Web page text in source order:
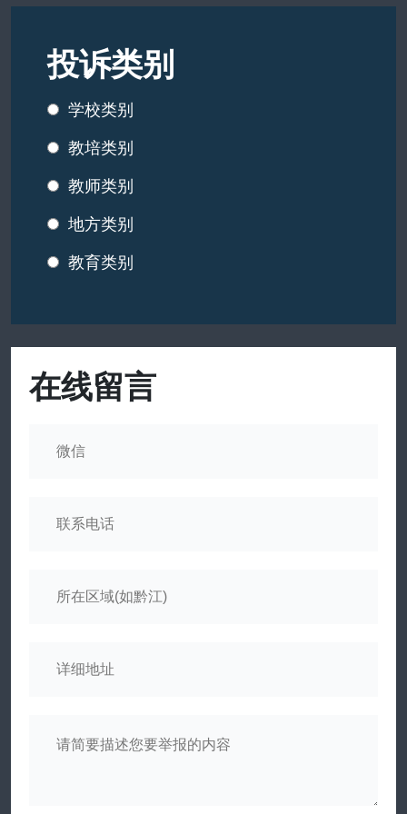
投诉类别
学校类别
教培类别
教师类别
地方类别
教育类别
在线留言